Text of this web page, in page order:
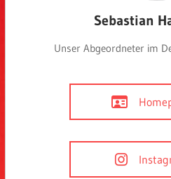
Sebastian
Unser Abgeordneter im